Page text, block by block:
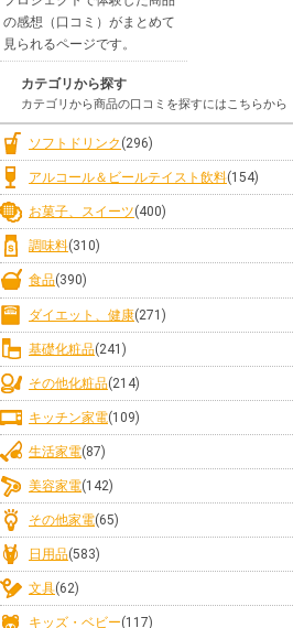
の感想（口コミ）がまとめて
見られるページです。
カテゴリから探す
カテゴリから商品の口コミを探すにはこちらから
ソフトドリンク (296)
アルコール＆ビールテイスト飲料(154)
お菓子、スイーツ(400)
調味料(310)
食品(390)
ダイエット、健康(271)
基礎化粧品(241)
その他化粧品(214)
キッチン家電(109)
生活家電(87)
美容家電(142)
その他家電(65)
日用品(583)
文具(62)
キッズ・ベビー(117)